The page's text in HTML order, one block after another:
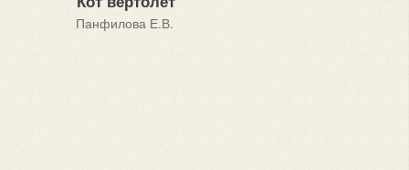
Панфилова Е.В.